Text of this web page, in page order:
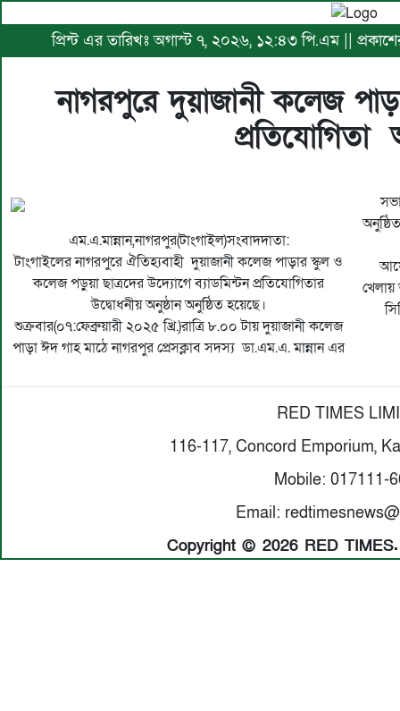
প্রিন্ট এর তারিখঃ অগাস্ট ৭, ২০২৬, ১২:৪৩ পি.এম ||
নাগরপুরে দুয়াজানী কলেজ
প্রতিযোগিতা
এম.এ.মান্নান,নাগরপুর(টাংগাইল)সংবাদদাতা:
টাংগাইলের নাগরপুরে ঐতিহ্যবাহী দুয়াজানী কলেজ পাড়ার স্কুল ও
কলেজ পড়ুয়া ছাত্রদের উদ্যোগে ব্যাডমিন্টন প্রতিযোগিতার
উদ্বোধনীয় অনুষ্ঠান অনুষ্ঠিত হয়েছে।
শুক্রবার(০৭:ফেব্রুয়ারী ২০২৫ খ্রি.)রাত্রি ৮.০০ টায় দুয়াজানী কলেজ
পাড়া ঈদ গাহ মাঠে নাগরপুর প্রেসক্লাব সদস্য ডা.এম.এ. মান্নান এর
RED TIMES
116-117, Concord Emporium,
Mobile: 017111-
Email:
Copyright © 2026 RED